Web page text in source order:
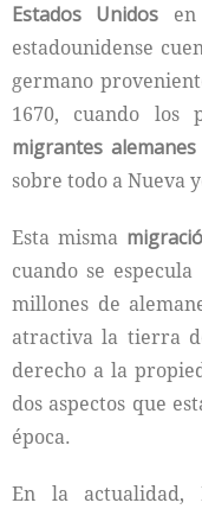
Estados Unidos en
estadounidense
germano
1670, cuando los
migrantes alemanes
sobre todo a Nueva
Esta misma
cuando se
millones de
atractiva la tierra
derecho a la
dos aspectos que
época.
En la actualidad,